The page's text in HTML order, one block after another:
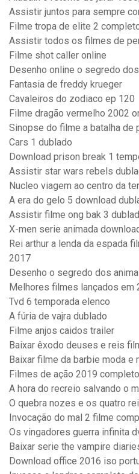
Assistir juntos para sempre
Filme tropa de elite 2
Assistir todos os filmes de
Filme shot caller online
Desenho online o segredo
Fantasia de freddy krueger
Cavaleiros do zodiaco ep 120
Filme dragão vermelho 2002
Sinopse do filme a batalha de
Cars 1 dublado
Download prison break 1
Assistir star wars rebels
Nucleo viagem ao centro da
A era do gelo 5 download
Assistir filme ong bak 3
X-men serie animada
Rei arthur a lenda da espada
2017
Desenho o segredo dos
Melhores filmes lançados em
Tvd 6 temporada elenco
A fúria de vajra dublado
Filme anjos caidos trailer
Baixar êxodo deuses e reis
Baixar filme da barbie moda e
Filmes de ação 2019
A hora do recreio salvando o
O quebra nozes e os quatro
Invocação do mal 2 filme
Os vingadores guerra infinita
Baixar serie the vampire
Download office 2016 iso